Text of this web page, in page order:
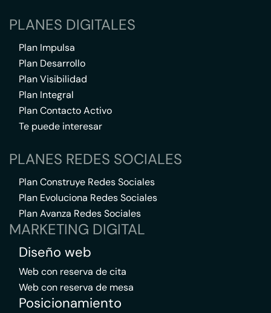
PLANES DIGITALES
Plan Impulsa
Plan Desarrollo
Plan Visibilidad
Plan Integral
Plan Contacto Activo
Te puede interesar
PLANES REDES SOCIALES
Plan Construye Redes Sociales
Plan Evoluciona Redes Sociales
Plan Avanza Redes Sociales
MARKETING DIGITAL
Diseño web
Web con reserva de cita
Web con reserva de mesa
Posicionamiento